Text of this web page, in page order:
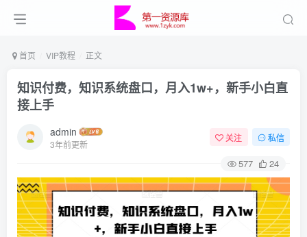
首页 VIP教程 正文
知识付费，知识系统盘口，月入1w+，新手小白直
接上手
admin
3年前更新
关注 私信
577 24